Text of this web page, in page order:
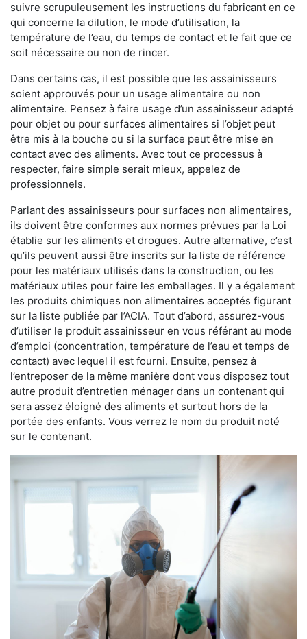
suivre scrupuleusement les instructions du fabricant en ce
qui concerne la dilution, le mode d’utilisation, la
température de l’eau, du temps de contact et le fait que ce
soit nécessaire ou non de rincer.
Dans certains cas, il est possible que les assainisseurs
soient approuvés pour un usage alimentaire ou non
alimentaire. Pensez à faire usage d’un assainisseur adapté
pour objet ou pour surfaces alimentaires si l’objet peut
être mis à la bouche ou si la surface peut être mise en
contact avec des aliments. Avec tout ce processus à
respecter, faire simple serait mieux, appelez de
professionnels.
Parlant des assainisseurs pour surfaces non alimentaires,
ils doivent être conformes aux normes prévues par la Loi
établie sur les aliments et drogues. Autre alternative, c’est
qu’ils peuvent aussi être inscrits sur la liste de référence
pour les matériaux utilisés dans la construction, ou les
matériaux utiles pour faire les emballages. Il y a également
les produits chimiques non alimentaires acceptés figurant
sur la liste publiée par l’ACIA. Tout d’abord, assurez-vous
d’utiliser le produit assainisseur en vous référant au mode
d’emploi (concentration, température de l’eau et temps de
contact) avec lequel il est fourni. Ensuite, pensez à
l’entreposer de la même manière dont vous disposez tout
autre produit d’entretien ménager dans un contenant qui
sera assez éloigné des aliments et surtout hors de la
portée des enfants. Vous verrez le nom du produit noté
sur le contenant.